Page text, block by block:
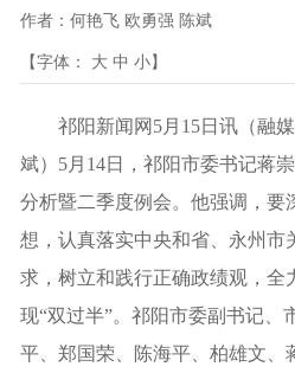
作者： 何艳飞 欧勇强 陈斌
【字体： 大 中 小】
祁阳新闻网5月15日讯（融
斌）5月14日，祁阳市委书记蒋
分析暨二季度例会。他强调，要
想，认真落实中央和省、永州市
求，树立和践行正确政绩观，全
现“双过半”。祁阳市委副书记、
平、郑国荣、陈海平、柏雄文、